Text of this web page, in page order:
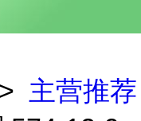
> 主营推荐